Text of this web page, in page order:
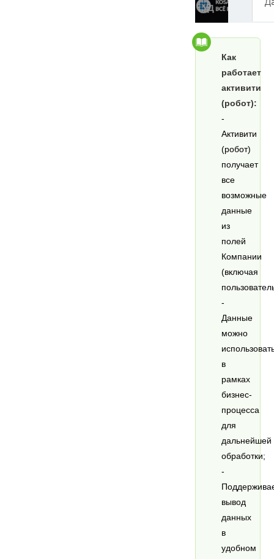
Как
работает
активити
(робот):
-
Активити
(робот)
получает
все
возможные
данные
из
полей
Компании
(включая
-
Данные
можно
в
рамках
бизнес-
процесса
для
дальнейшей
обработки;
-
вывод
данных
в
удобном